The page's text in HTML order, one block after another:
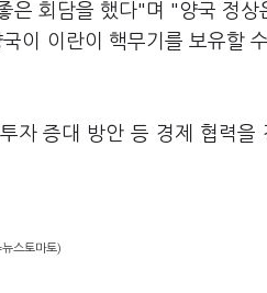
은 회담을 했다"며 "양국 정상
이 이란이 핵무기를 보유할
자 증대 방안 등 경제 협력을
스토마토)